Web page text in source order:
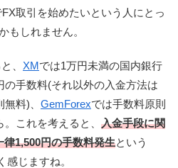
取引を始めたいという人にとっ
もしれません。
、 XMでは1万円未満の国内銀行
手数料(それ以外の入金方法は
料)、 GemForexでは手数料原則
これを考えると、 入金手段に関
1,500円の手数料発生という
じますね。